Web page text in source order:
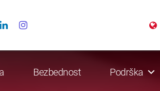
Bezbednost Podrška